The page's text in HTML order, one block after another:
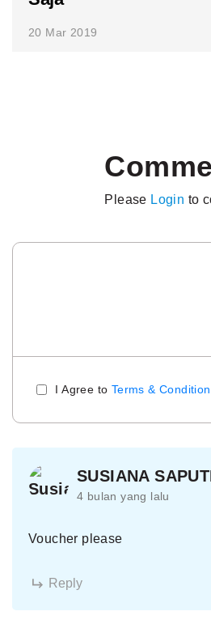
20 Mar 2019
Please Login to
I Agree to Terms &
SUSIANA
4 bulan yang lalu
Voucher please
Reply